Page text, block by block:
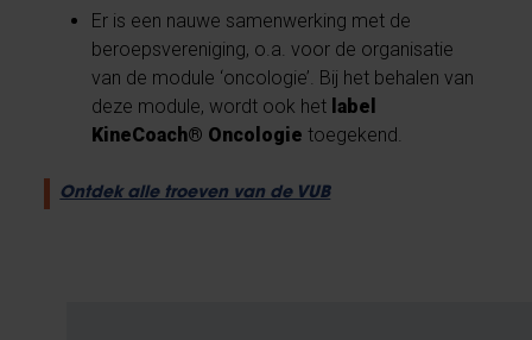
Er is een nauwe samenwerking met de
beroepsvereniging, o.a. voor de organisatie
van de module ‘oncologie’. Bij het behalen van
deze module, wordt ook het label
KineCoach® Oncologie toegekend.
Ontdek alle troeven van de VUB